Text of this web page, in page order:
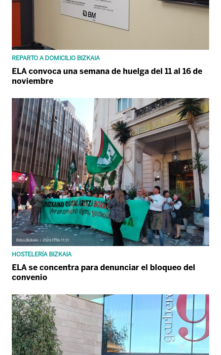
REPARTO A DOMICILIO BIZKAIA
ELA convoca una semana de huelga del 11 al 16 de
noviembre
HOSTELERÍA BIZKAIA
ELA se concentra para denunciar el bloqueo del
convenio